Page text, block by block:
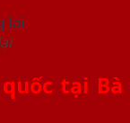
tại Bà